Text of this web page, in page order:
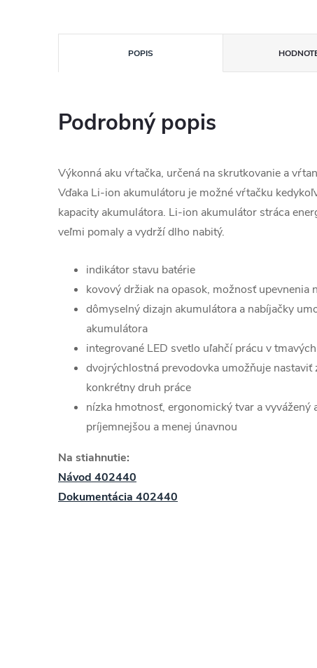
POPIS
Podrobný popis
Výkonná aku vŕtačka, určená na skrutkovanie a
Vďaka Li-ion akumulátoru je možné vŕtačku
kapacity akumulátora. Li-ion akumulátor stráca
veľmi pomaly a vydrží dlho nabitý.
indikátor stavu batérie
kovový držiak na opasok, možnosť upevnenia
dômyselný dizajn akumulátora a nabíjačky
akumulátora
integrované LED svetlo uľahčí prácu v
dvojrýchlostná prevodovka umožňuje nastaviť
konkrétny druh práce
nízka hmotnosť, ergonomický tvar a vyvážený
príjemnejšou a menej únavnou
Na stiahnutie:
Návod 402440
Dokumentácia 402440